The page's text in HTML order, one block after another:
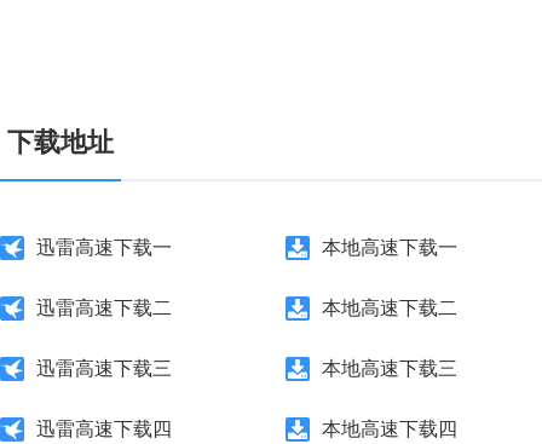
下载地址
迅雷高速下载一
迅雷高速下载二
迅雷高速下载三
迅雷高速下载四
本地高速下载一
本地高速下载二
本地高速下载三
本地高速下载四